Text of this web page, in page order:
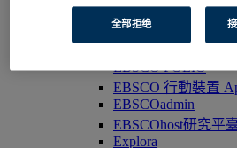
BiblioGraph
EBSCO FOLIO
EBSCO 行動裝置
EBSCOadmin
EBSCOhost研究平
Explora
全部拒绝